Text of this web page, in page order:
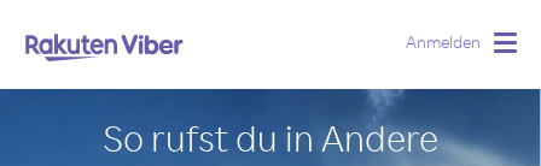
Anmelden
So rufst du in Andere